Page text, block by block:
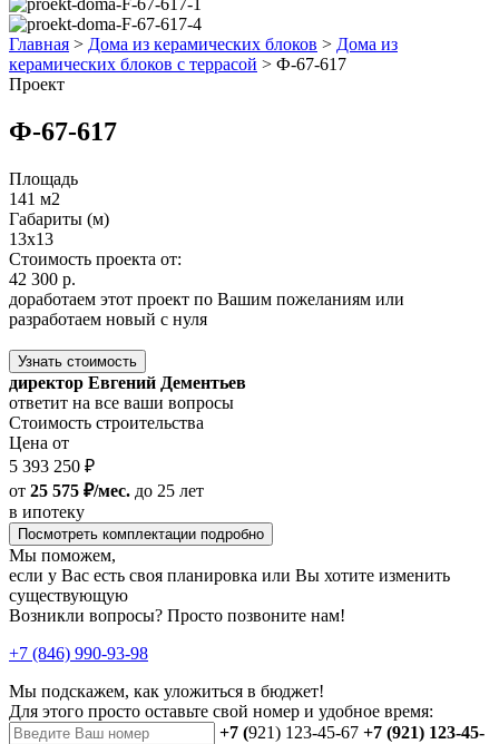
Главная > Дома из керамических блоков > Дома из
керамических блоков с террасой > Ф-67-617
Проект
Ф-67-617
Площадь
141 м2
Габариты (м)
13x13
Стоимость проекта от:
42 300 р.
доработаем этот проект по Вашим пожеланиям или
разработаем новый с нуля
Узнать стоимость
директор Евгений Дементьев
ответит на все ваши вопросы
Стоимость строительства
Цена от
5 393 250 ₽
от 25 575 ₽/мес. до 25 лет
в ипотеку
Посмотреть комплектации подробно
Мы поможем,
если у Вас есть своя планировка или Вы хотите изменить
существующую
Возникли вопросы? Просто позвоните нам!
+7 (846) 990-93-98
Мы подскажем, как уложиться в бюджет!
Для этого просто оставьте свой номер и удобное время:
+7 (921) 123-45-67 +7 (921) 123-45-